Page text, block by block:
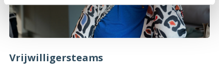
Vrijwilligersteams